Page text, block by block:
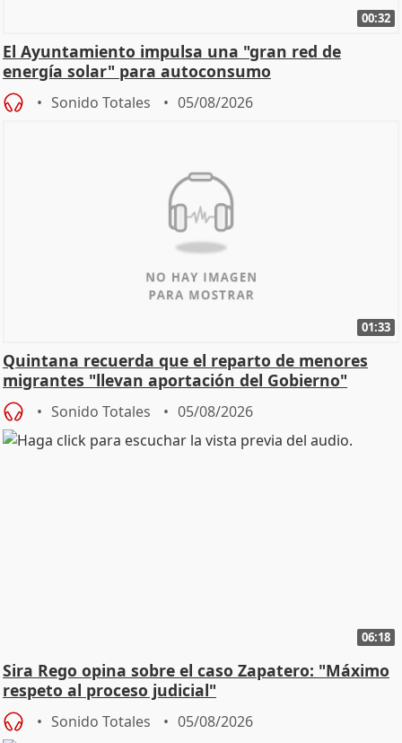
00:32
El Ayuntamiento impulsa una "gran red de
energía solar" para autoconsumo
Sonido Totales 05/08/2026
01:33
Quintana recuerda que el reparto de menores
migrantes "llevan aportación del Gobierno"
central
Sonido Totales 05/08/2026
06:18
Sira Rego opina sobre el caso Zapatero: "Máximo
respeto al proceso judicial"
Sonido Totales 05/08/2026